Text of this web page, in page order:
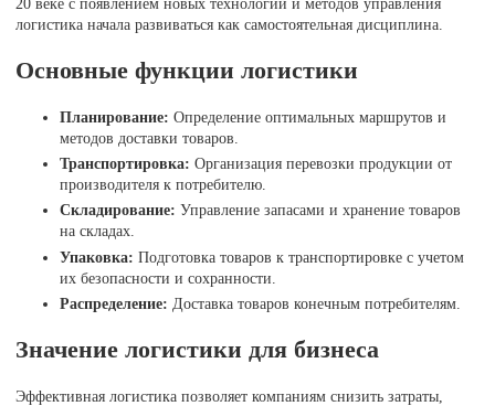
логистика начала развиваться как самостоятельная дисциплина.
Основные функции логистики
Планирование: Определение оптимальных маршрутов и
методов доставки товаров.
Транспортировка: Организация перевозки продукции от
производителя к потребителю.
Складирование: Управление запасами и хранение товаров
на складах.
Упаковка: Подготовка товаров к транспортировке с учетом
их безопасности и сохранности.
Распределение: Доставка товаров конечным потребителям.
Значение логистики для бизнеса
Эффективная логистика позволяет компаниям снизить затраты,